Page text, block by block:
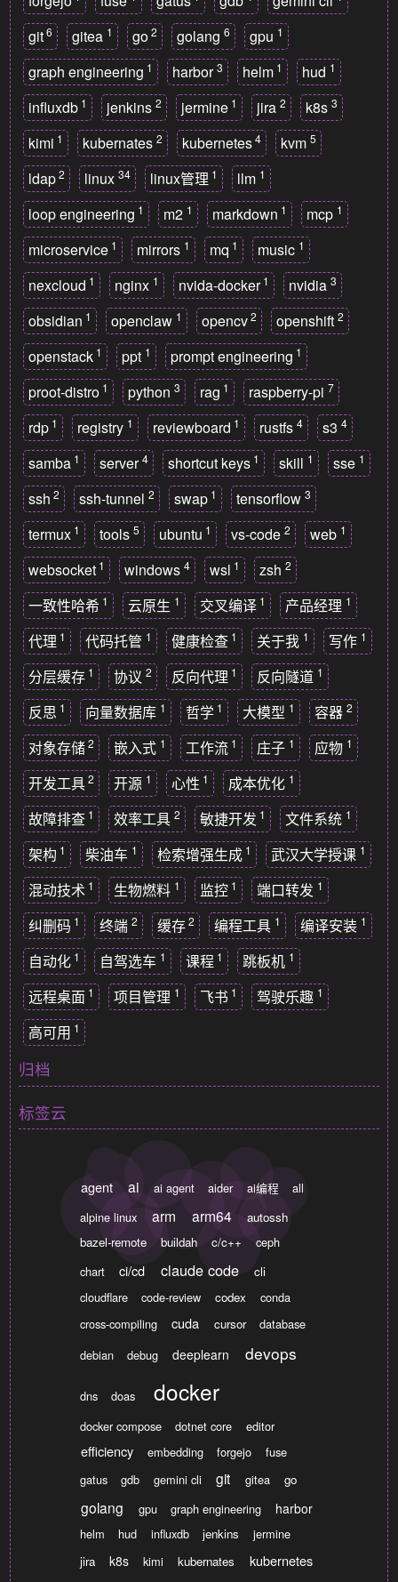
git 6 gitea 1 go 2 golang 6 gpu 1
graph engineering 1 harbor 3 helm 1 hud 1
influxdb 1 jenkins 2 jermine 1 jira 2 k8s 3
kimi 1 kubernates 2 kubernetes 4 kvm 5
ldap 2 linux 34 linux管理 1 llm 1
loop engineering 1 m2 1 markdown 1 mcp 1
microservice 1 mirrors 1 mq 1 music 1
nexcloud 1 nginx 1 nvida-docker 1 nvidia 3
obsidian 1 openclaw 1 opencv 2 openshift 2
openstack 1 ppt 1 prompt engineering 1
proot-distro 1 python 3 rag 1 raspberry-pi 7
rdp 1 registry 1 reviewboard 1 rustfs 4 s3 4
samba 1 server 4 shortcut keys 1 skill 1 sse 1
ssh 2 ssh-tunnel 2 swap 1 tensorflow 3
termux 1 tools 5 ubuntu 1 vs-code 2 web 1
websocket 1 windows 4 wsl 1 zsh 2
一致性哈希 1 云原生 1 交叉编译 1 产品经理 1
代理 1 代码托管 1 健康检查 1 关于我 1 写作 1
分层缓存 1 协议 2 反向代理 1 反向隧道 1
反思 1 向量数据库 1 哲学 1 大模型 1 容器 2
对象存储 2 嵌入式 1 工作流 1 庄子 1 应物 1
开发工具 2 开源 1 心性 1 成本优化 1
故障排查 1 效率工具 2 敏捷开发 1 文件系统 1
架构 1 柴油车 1 检索增强生成 1 武汉大学授课 1
混动技术 1 生物燃料 1 监控 1 端口转发 1
纠删码 1 终端 2 缓存 2 编程工具 1 编译安装 1
自动化 1 自驾选车 1 课程 1 跳板机 1
远程桌面 1 项目管理 1 飞书 1 驾驶乐趣 1
高可用 1
归档
标签云
agent ai ai agent aider ai编程
all
alpine linux
arm arm64
autossh
bazel-remote
buildah c/c++
ceph
chart
ci/cd claude code
cli
cloudflare
code-review codex
conda
cross-compiling
cuda cursor
database
debian
debug deeplearn devops
dns doas docker
docker compose dotnet core editor
efficiency embedding forgejo
fuse
gatus
gdb gemini cli git gitea go
golang gpu graph engineering harbor
helm hud influxdb jenkins
jermine
jira
k8s kimi kubernates kubernetes